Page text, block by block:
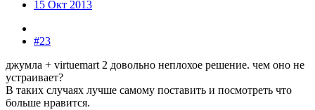
15 Окт 2013
#23
джумла + virtuemart 2 довольно неплохое решение. чем оно не
устраивает?
В таких случаях лучше самому поставить и посмотреть что
больше нравится.